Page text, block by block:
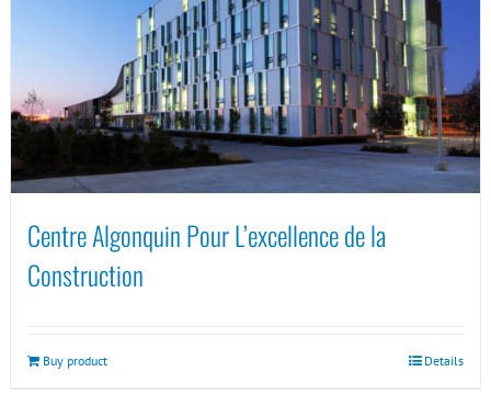
Centre Algonquin Pour L’excellence de la
Construction
Buy product Details